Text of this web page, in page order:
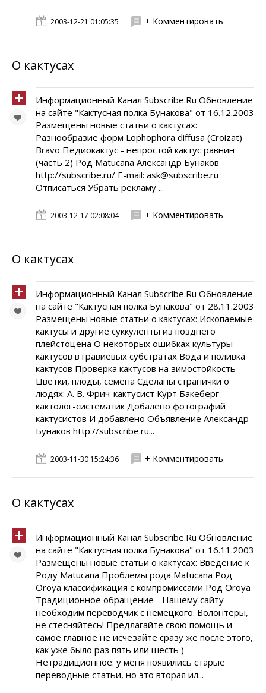
2003-12-21 01:05:35 + Комментировать
О кактусах
Информационный Канал Subscribe.Ru Обновление
на сайте "Кактусная полка Бунакова" от 16.12.2003
Размещены новые статьи о кактусах:
Разнообразие форм Lophophora diffusa (Croizat)
Bravo Педиокактус - непростой кактус равнин
(часть 2) Род Matucana Александр Бунаков
http://subscribe.ru/ E-mail: ask@subscribe.ru
Отписаться Убрать рекламу ...
2003-12-17 02:08:04 + Комментировать
О кактусах
Информационный Канал Subscribe.Ru Обновление
на сайте "Кактусная полка Бунакова" от 28.11.2003
Размещены новые статьи о кактусах: Ископаемые
кактусы и другие суккуленты из позднего
плейстоцена О некоторых ошибках культуры
кактусов в гравиевых субстратах Вода и поливка
кактусов Проверка кактусов на зимостойкость
Цветки, плоды, семена Cделаны странички о
людях: А. В. Фрич-кактусист Курт Бакеберг -
кактолог-систематик Добалено фотографий
кактусистов И добавлено Объявление Александр
Бунаков http://subscribe.ru...
2003-11-30 15:24:36 + Комментировать
О кактусах
Информационный Канал Subscribe.Ru Обновление
на сайте "Кактусная полка Бунакова" от 16.11.2003
Размещены новые статьи о кактусах: Введение к
Роду Matucana Проблемы рода Matucana Род
Oroya классификация с компромиссами Род Oroya
Традиционное обращение - Нашему сайту
необходим переводчик с немецкого. Волонтеры,
не стесняйтесь! Предлагайте свою помощь и
самое главное не исчезайте сразу же после этого,
как уже было раз пять или шесть )
Нетрадиционное: у меня появились старые
переводные статьи, но это вторая ил...